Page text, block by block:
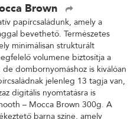
Brown
papírcsaládunk, amely a
bevethető. Természetes
minimálisan strukturált
volumene biztosítja a
dombornyomáshoz is kiválóan
jelenleg 13 tagja van,
digitális nyomtatásra is
– Mocca Brown 300g. A
barna színe, amely